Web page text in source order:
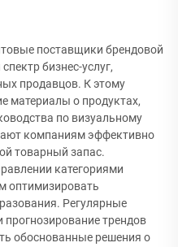
поставщики брендовой
бизнес-услуг,
продавцов. К этому
материалы о продуктах,
по визуальному
компаниям эффективно
товарный запас.
категориями
оптимизировать
Регулярные
трендов
обоснованные решения о